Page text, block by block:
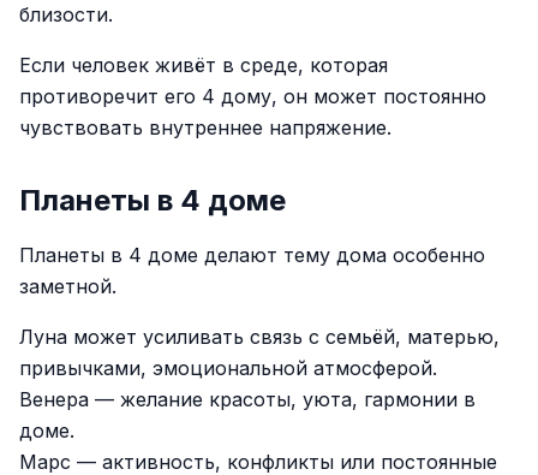
близости.
Если человек живёт в среде, которая
противоречит его 4 дому, он может постоянно
чувствовать внутреннее напряжение.
Планеты в 4 доме
Планеты в 4 доме делают тему дома особенно
заметной.
Луна может усиливать связь с семьёй, матерью,
привычками, эмоциональной атмосферой.
Венера — желание красоты, уюта, гармонии в
доме.
Марс — активность, конфликты или постоянные